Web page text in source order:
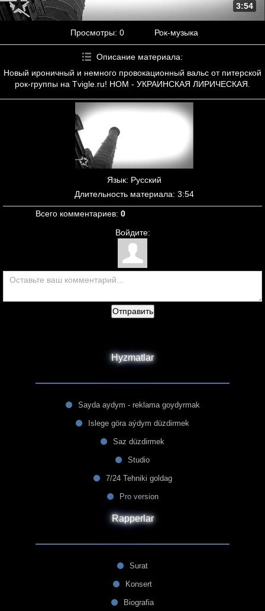
3:54
Просмотры: 0 Рок-музыка
Описание материала:
Новый ироничный и немного провокационный вальс от питерской
рок-группы на Tvigle.ru! НОМ - УКРАИНСКАЯ ЛИРИЧЕСКАЯ.
Язык: Русский
Длительность материала: 3:54
Всего комментариев: 0
Войдите:
Отправить
Hyzmatlar
Sayda aydym - reklama goydyrmak
Islege göra aýdym düzdirmek
Saz düzdirmek
Studio
7/24 Tehniki goldag
Pro version
Rapperlar
Surat
Konsert
Biografia